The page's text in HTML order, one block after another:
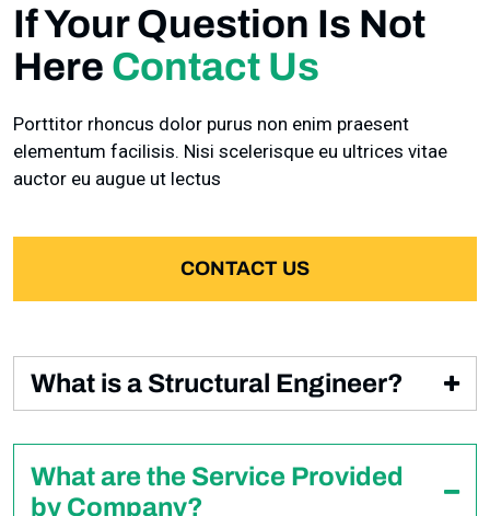
If Your Question Is Not
Here Contact Us
Porttitor rhoncus dolor purus non enim praesent
elementum facilisis. Nisi scelerisque eu ultrices vitae
auctor eu augue ut lectus
CONTACT US
What is a Structural Engineer?
sapien pellentesque habitant. Non quam lacus
suspendisse faucibus interdum posuere lorem. Ut
What are the Service Provided
by Company?